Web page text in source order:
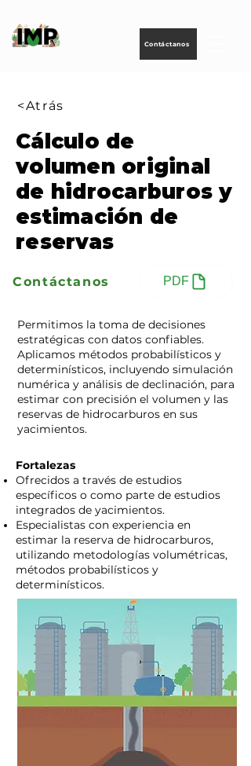
Contáctanos
<Atrás
Cálculo de
volumen original
de hidrocarburos y
estimación de
reservas
Contáctanos PDF
Permitimos la toma de decisiones
estratégicas con datos confiables.
Aplicamos métodos probabilísticos y
determinísticos, incluyendo simulación
numérica y análisis de declinación, para
estimar con precisión el volumen y las
reservas de hidrocarburos en sus
yacimientos.
Fortalezas
Ofrecidos a través de estudios
específicos o como parte de estudios
integrados de yacimientos.
Especialistas con experiencia en
estimar la reserva de hidrocarburos,
utilizando metodologías volumétricas,
métodos probabilísticos y
determinísticos.